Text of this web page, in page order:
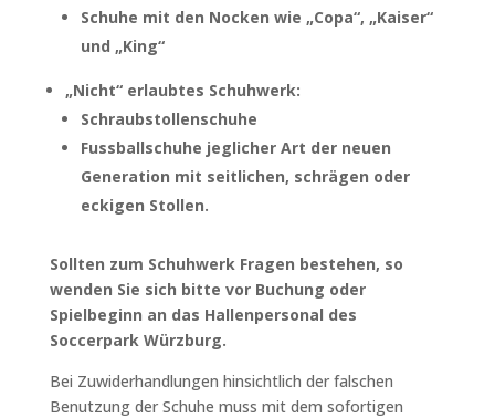
Schuhe mit den Nocken wie „Copa“, „Kaiser“
und „King“
„Nicht“ erlaubtes Schuhwerk:
Schraubstollenschuhe
Fussballschuhe jeglicher Art der neuen
Generation mit seitlichen, schrägen oder
eckigen Stollen.
Sollten zum Schuhwerk Fragen bestehen, so
wenden Sie sich bitte vor Buchung oder
Spielbeginn an das Hallenpersonal des
Soccerpark Würzburg.
Bei Zuwiderhandlungen hinsichtlich der falschen
Benutzung der Schuhe muss mit dem sofortigen